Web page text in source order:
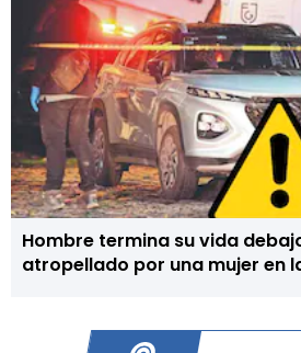
Hombre termina su vida
atropellado por una mujer en